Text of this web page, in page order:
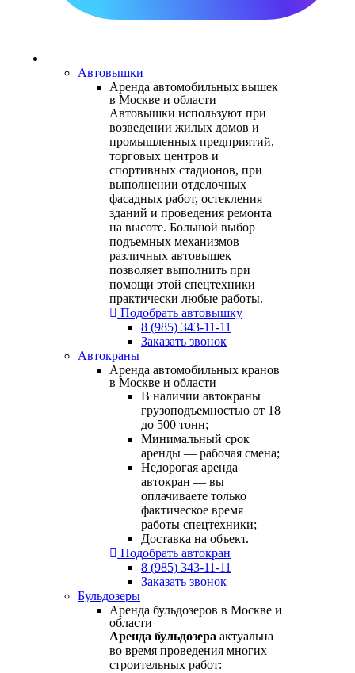
Автовышки
Аренда автомобильных вышек
в Москве и области
Автовышки используют при
возведении жилых домов и
промышленных предприятий,
торговых центров и
спортивных стадионов, при
выполнении отделочных
фасадных работ, остекления
зданий и проведения ремонта
на высоте. Большой выбор
подъемных механизмов
различных автовышек
позволяет выполнить при
помощи этой спецтехники
практически любые работы.
Подобрать автовышку
8 (985) 343-11-11
Заказать звонок
Автокраны
Аренда автомобильных кранов
в Москве и области
В наличии автокраны
грузоподъемностью от 18
до 500 тонн;
Минимальный срок
аренды — рабочая смена;
Недорогая аренда
автокран — вы
оплачиваете только
фактическое время
работы спецтехники;
Доставка на объект.
Подобрать автокран
8 (985) 343-11-11
Заказать звонок
Бульдозеры
Аренда бульдозеров в Москве и
области
Аренда бульдозера актуальна
во время проведения многих
строительных работ: